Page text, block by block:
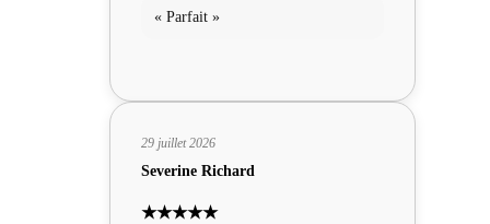
« Parfait »
29 juillet 2026
Severine Richard
★★★★★